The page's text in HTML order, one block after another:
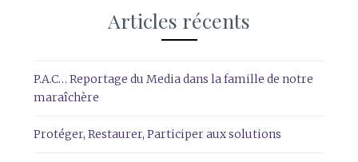
Articles récents
P.A.C… Reportage du Media dans la famille de notre
maraîchère
Protéger, Restaurer, Participer aux solutions